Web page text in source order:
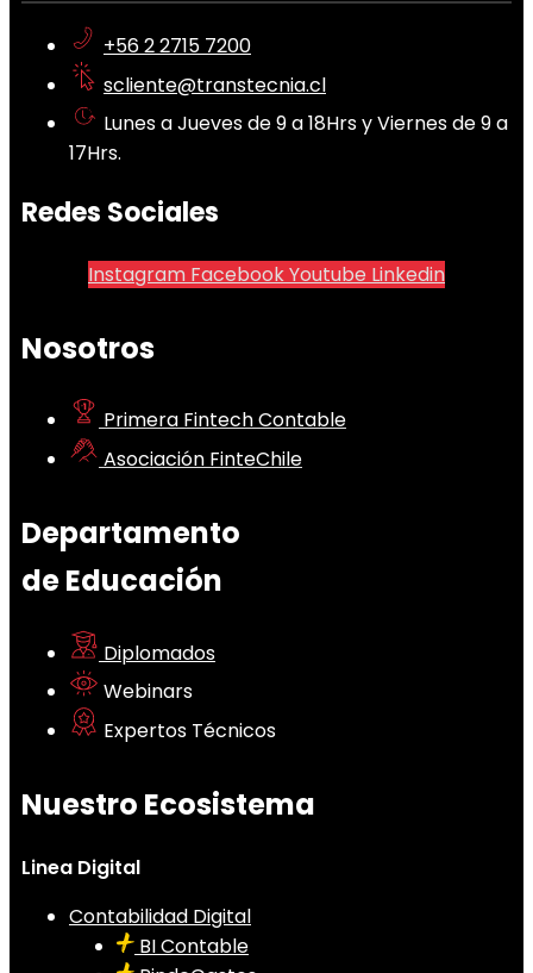
+56 2 2715 7200
scliente@transtecnia.cl
Lunes a Jueves de 9 a 18Hrs y Viernes de 9 a
17Hrs.
Redes Sociales
Instagram FacebookYoutube Linkedin
Nosotros
Primera Fintech Contable
Asociación FinteChile
Departamento
de Educación
Diplomados
Webinars
Expertos Técnicos
Nuestro Ecosistema
Linea Digital
Contabilidad Digital
BI Contable